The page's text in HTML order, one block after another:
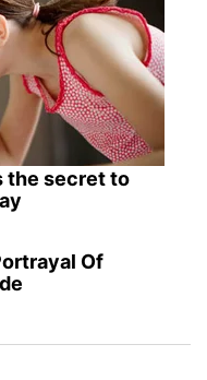
the secret to
Of